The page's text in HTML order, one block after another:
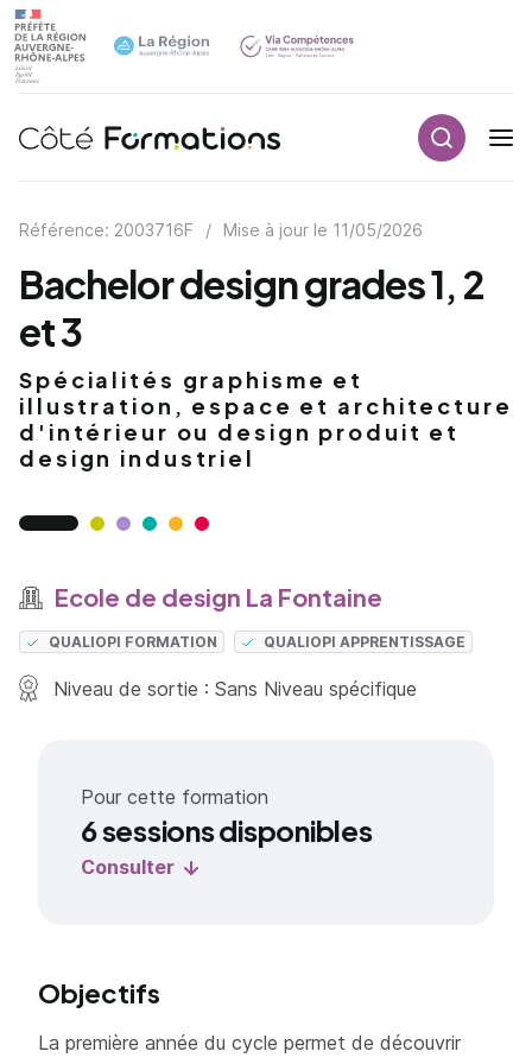
Navigation principale
Référence: 2003716F / Mise à jour le 11/05/2026
Bachelor design grades 1, 2
et 3
Spécialités graphisme et
illustration, espace et architecture
d'intérieur ou design produit et
design industriel
Ecole de design La Fontaine
QUALIOPI FORMATION QUALIOPI APPRENTISSAGE
Niveau de sortie : Sans Niveau spécifique
Pour cette formation
6 sessions disponibles
Consulter
Objectifs
La première année du cycle permet de découvrir